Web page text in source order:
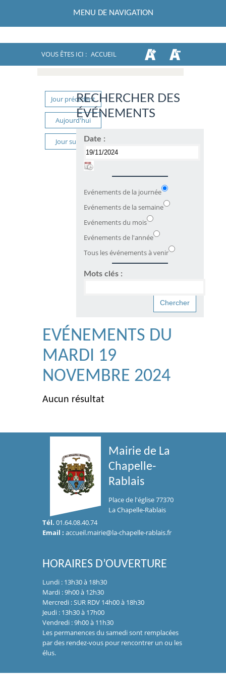
MENU DE NAVIGATION
VOUS ÊTES ICI : ACCUEIL
Jour précédent
Aujourd'hui
Jour suivant
RECHERCHER DES
ÉVÉNEMENTS
Date :
Evénements de la journée
Evénements de la semaine
Evénements du mois
Evénements de l'année
Tous les événements à venir
Mots clés :
EVÉNEMENTS DU
MARDI 19
NOVEMBRE 2024
Aucun résultat
Mairie de La
Chapelle-
Rablais
Place de l'église 77370
La Chapelle-Rablais
Tél. 01.64.08.40.74
Email : accueil.mairie@la-chapelle-rablais.fr
HORAIRES D’OUVERTURE
Lundi : 13h30 à 18h30
Mardi : 9h00 à 12h30
Mercredi : SUR RDV 14h00 à 18h30
Jeudi : 13h30 à 17h00
Vendredi : 9h00 à 11h30
Les permanences du samedi sont remplacées
par des rendez-vous pour rencontrer un ou les
élus.